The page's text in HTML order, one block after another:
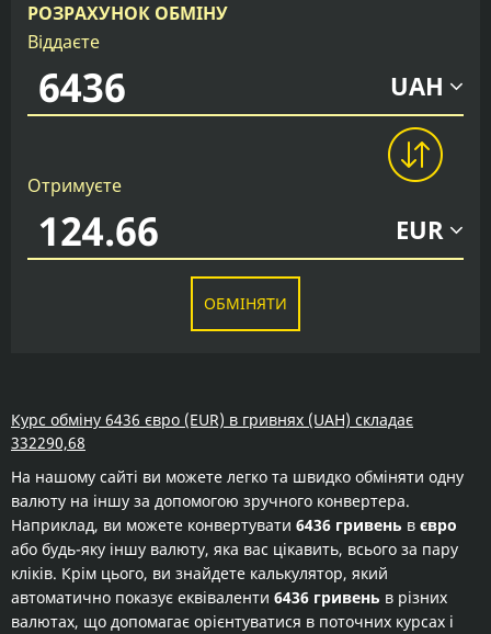
РОЗРАХУНОК ОБМІНУ
Віддаєте
UAH
Отримуєте
EUR
ОБМІНЯТИ
Курс обміну 6436 євро (EUR) в гривнях (UAH) складає
332290,68
На нашому сайті ви можете легко та швидко обміняти одну
валюту на іншу за допомогою зручного конвертера.
Наприклад, ви можете конвертувати 6436 гривень в євро
або будь-яку іншу валюту, яка вас цікавить, всього за пару
кліків. Крім цього, ви знайдете калькулятор, який
автоматично показує еквіваленти 6436 гривень в різних
валютах, що допомагає орієнтуватися в поточних курсах і